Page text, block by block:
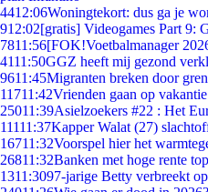
4412:06Woningtekort: dus ga je
912:02[gratis] Videogames Part 9:
7811:56[FOK!Voetbalmanager
4111:50GGZ heeft mij gezond
9611:45Migranten breken door
11711:42Vrienden gaan op
25011:39Asielzoekers #22 : Het
11111:37Kapper Walat (27)
16711:32Voorspel hier het
26811:32Banken met hoge rente
1311:3097-jarige Betty verbreekt